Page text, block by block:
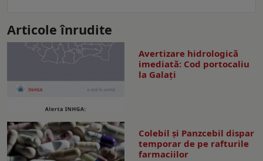
Articole înrudite
Avertizare hidrologică
imediată: Cod portocaliu
la Galaţi
Colebil și Panzcebil dispar
temporar de pe rafturile
farmaciilor